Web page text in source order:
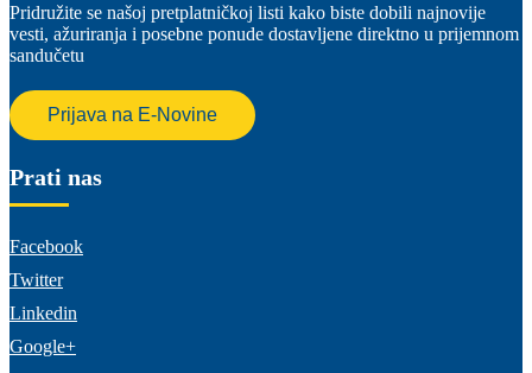
Pridružite se našoj pretplatničkoj listi kako biste dobili najnovije
vesti, ažuriranja i posebne ponude dostavljene direktno u prijemnom
sandučetu
Prijava na E-Novine
Prati nas
Facebook
Twitter
Linkedin
Google+